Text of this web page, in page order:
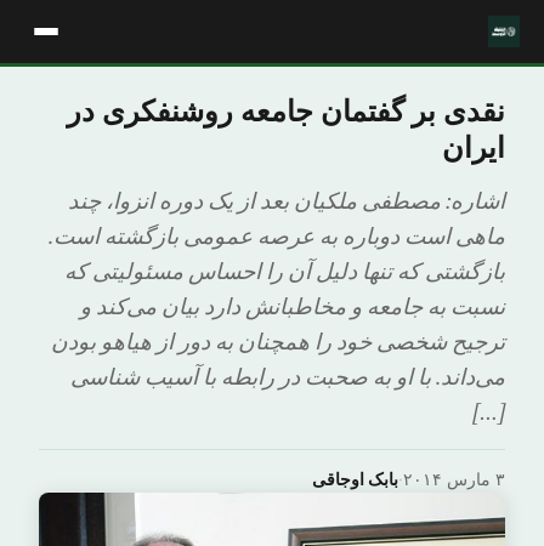
نقدی بر گفتمان جامعه روشنفکری در
ایران
اشاره: مصطفی ملکیان بعد از یک دوره انزوا، چند
ماهی است دوباره به عرصه‌ عمومی بازگشته است.
بازگشتی که تنها دلیل آن را احساس مسئولیتی که
نسبت به جامعه و مخاطبانش دارد بیان می‌کند و
ترجیح شخصی خود را همچنان به دور از هیاهو بودن
می‌داند. با او به صحبت در رابطه با آسیب ‌شناسی
[…]
بابک اوجاقی· ۳ مارس ۲۰۱۴